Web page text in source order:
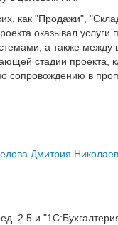
как "Продажи",
оказывал услуги
а также между
стадии проекта,
сопровождению в
Дмитрия
2.5 и